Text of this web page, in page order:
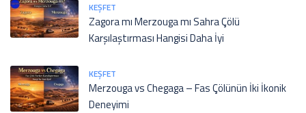
KEŞFET
Zagora mı Merzouga mı Sahra Çölü
Karşılaştırması Hangisi Daha İyi
KEŞFET
Merzouga vs Chegaga – Fas Çölünün İki İkonik
Deneyimi